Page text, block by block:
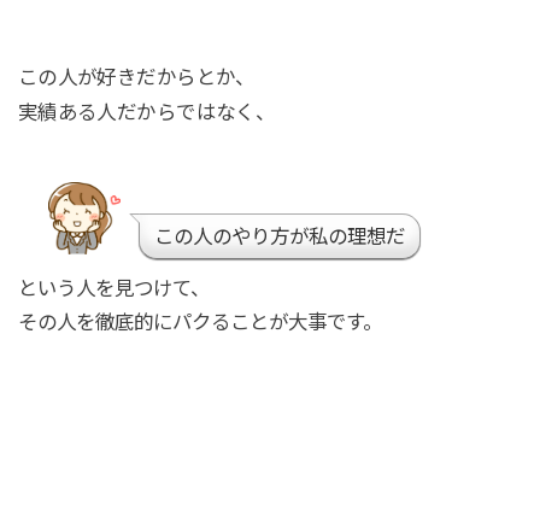
この人が好きだからとか、
実績ある人だからではなく、
この人のやり方が私の理想だ
という人を見つけて、
その人を徹底的にパクることが大事です。